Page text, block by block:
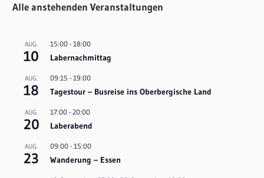
Alle anstehenden Veranstaltungen
AUG.
10
15:00 -18:00
Labernachmittag
AUG.
18
09:15 -19:00
Tagestour – Busreise ins Oberbergische Land
AUG.
20
17:00 - 20:00
Laberabend
AUG.
23
09:00 -15:00
Wanderung – Essen